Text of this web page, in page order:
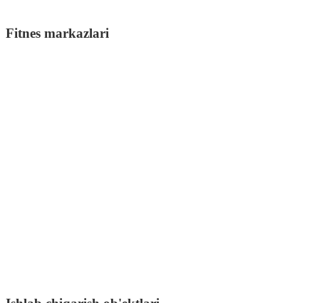
Fitnes markazlari